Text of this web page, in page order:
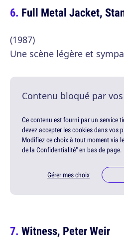
Full Metal Jacket,
(1987)
Une scène légère et
Contenu bloqué par
Ce contenu est fourni par un service
devez accepter les cookies dans vos
Modifiez ce choix à tout moment via
de la Confidentialité" en bas de page.
Gérer mes choix
Witness, Peter Weir